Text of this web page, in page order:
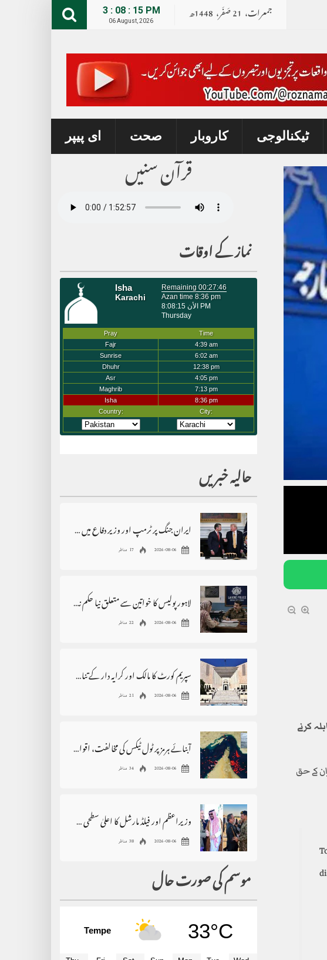
3 : 08 : 17 PM
06 August, 2026 جمعرات، 21صــَــفــَــر،1448ھ
ٹیکنالوجی کاروبار صحت ای پیپر
کرنے
کے حق
قرآن سنیں
نماز کے اوقات
حالیہ خبریں
ایران جنگ پر ٹرمپ اور وزیر دفاع میں اختلافات کی خبروں کی تردید
2026-08-06 17 مناظر
لاہور پولیس کا خواتین سے متعلق نیا حکم نامہ، بڑی پابندی عائد
2026-08-06 22 مناظر
سپریم کورٹ کا مالک اور کرایہ دار کے تنازع سے متعلق بڑا فیصلہ
2026-08-06 21 مناظر
آبنائے ہرمز پر ٹول ٹیکس کی مخالفت، اقوام متحدہ سے فوری مداخلت کا مطالبہ
2026-08-06 34 مناظر
وزیراعظم اور فیلڈ مارشل کا اعلیٰ سطحی وفد کے ساتھ دورہ سعودی عرب
2026-08-06 38 مناظر
موسم کی صورت حال
Tempe 33°C